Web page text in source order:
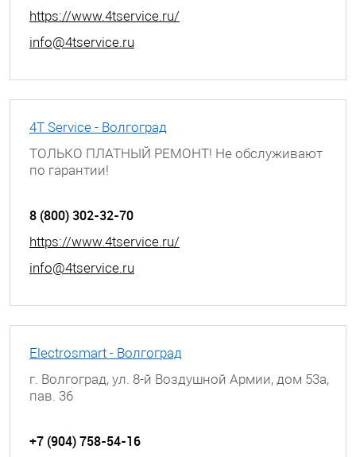
https://www.4tservice.ru/
info@4tservice.ru
4T Service - Волгоград
ТОЛЬКО ПЛАТНЫЙ РЕМОНТ! Не обслуживают
по гарантии!
8 (800) 302-32-70
https://www.4tservice.ru/
info@4tservice.ru
Electrosmart - Волгоград
г. Волгоград, ул. 8-й Воздушной Армии, дом 53а,
пав. 36
+7 (904) 758-54-16